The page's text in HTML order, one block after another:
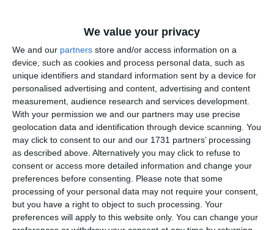
We value your privacy
We and our partners store and/or access information on a
device, such as cookies and process personal data, such as
unique identifiers and standard information sent by a device for
personalised advertising and content, advertising and content
measurement, audience research and services development.
With your permission we and our partners may use precise
geolocation data and identification through device scanning. You
may click to consent to our and our 1731 partners’ processing
as described above. Alternatively you may click to refuse to
consent or access more detailed information and change your
preferences before consenting.
Please note that some
processing of your personal data may not require your consent,
but you have a right to object to such processing. Your
preferences will apply to this website only. You can change your
Susținem investițiile în infrastructura de
distribuție, dar investițiile trebuie să fie
eficiente, justificate și orientate către servicii
mai bune pentru consumatori”.
Evoluția în scădere a tarifelor de distribuție gaze naturale este
determinată în principal de operatorii cu volume mari: Distrigaz Sud